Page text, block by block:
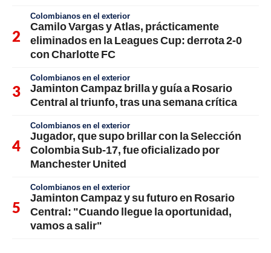
Colombianos en el exterior
Camilo Vargas y Atlas, prácticamente
eliminados en la Leagues Cup: derrota 2-0
con Charlotte FC
Colombianos en el exterior
Jaminton Campaz brilla y guía a Rosario
Central al triunfo, tras una semana crítica
Colombianos en el exterior
Jugador, que supo brillar con la Selección
Colombia Sub-17, fue oficializado por
Manchester United
Colombianos en el exterior
Jaminton Campaz y su futuro en Rosario
Central: "Cuando llegue la oportunidad,
vamos a salir"